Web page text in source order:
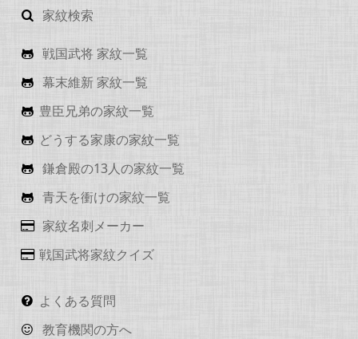
家紋検索
戦国武将 家紋一覧
幕末維新 家紋一覧
豊臣兄弟の家紋一覧
どうする家康の家紋一覧
鎌倉殿の13人の家紋一覧
青天を衝けの家紋一覧
家紋名刺メーカー
戦国武将家紋クイズ
よくある質問
教育機関の方へ